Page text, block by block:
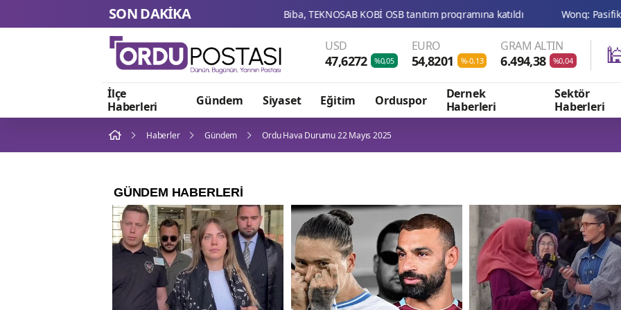
SON DAKİKA
USD
47,6272 %0,05
EURO
54,8201 %-0,13
GRAM ALTIN
6.494,38 %0,04
İlçe
Haberleri
Gündem Siyaset Eğitim Orduspor
Dernek
Haberleri
Sektör
Haberleri
Haberler Gündem Ordu Hava Durumu 22 Mayıs 2025